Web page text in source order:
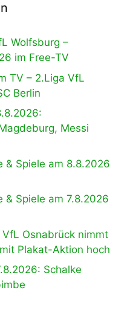
Wolfsburg –
im Free-TV
TV – 2.Liga VfL
Berlin
Messi
& Spiele am 8.8.2026
& Spiele am 7.8.2026
VfL Osnabrück nimmt
Plakat-Aktion hoch
Schalke